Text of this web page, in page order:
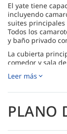
El yate tiene
incluyendo
suites principales
Todos los
y baño privado
La cubierta
comedor y sala
una pequeña
aluminio y tres
complicaciones.
Leer más
PLANO